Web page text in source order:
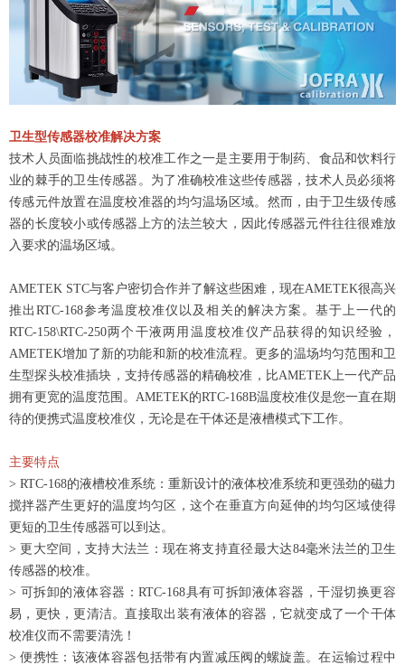
卫生型传感器校准解决方案
技术人员面临挑战性的校准工作之一是主要用于制药、食品和饮料行
业的棘手的卫生传感器。为了准确校准这些传感器，技术人员必须将
传感元件放置在温度校准器的均匀温场区域。然而，由于卫生级传感
器的长度较小或传感器上方的法兰较大，因此传感器元件往往很难放
入要求的温场区域。
AMETEK STC与客户密切合作并了解这些困难，现在AMETEK很高兴
推出RTC-168参考温度校准仪以及相关的解决方案。 基于上一代的
RTC-158\RTC-250两个干液两用温度校准仪产品获得的知识经验，
AMETEK增加了新的功能和新的校准流程。 更多的温场均匀范围和卫
生型探头校准插块，支持传感器的精确校准，比AMETEK上一代产品
拥有更宽的温度范围。 AMETEK的RTC-168B温度校准仪是您一直在期
待的便携式温度校准仪，无论是在干体还是液槽模式下工作。
主要特点
> RTC-168的液槽校准系统：重新设计的液体校准系统和更强劲的磁力
搅拌器产生更好的温度均匀区，这个在垂直方向延伸的均匀区域使得
更短的卫生传感器可以到达。
> 更大空间，支持大法兰：现在将支持直径最大达84毫米法兰的卫生
传感器的校准。
> 可拆卸的液体容器：RTC-168具有可拆卸液体容器，干湿切换更容
易，更快，更清洁。直接取出装有液体的容器，它就变成了一个干体
校准仪而不需要清洗！
> 便携性：该液体容器包括带有内置减压阀的螺旋盖。在运输过程中